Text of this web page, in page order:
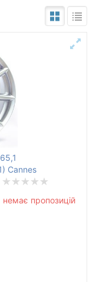
Cannes
немає пропозицій